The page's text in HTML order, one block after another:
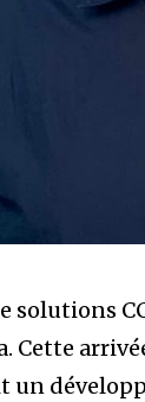
solutions
Cette
un